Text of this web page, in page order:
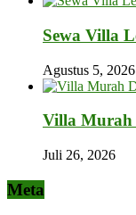
Sewa Villa
Agustus 5, 2026
Villa Murah
Juli 26, 2026
Meta